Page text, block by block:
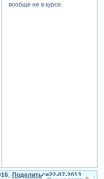
вообще не в курсе.
Поделиться
16
22-07-2013